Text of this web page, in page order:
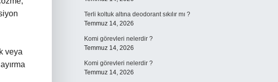
veya
Terli koltuk altına deodorant sıkılır mı ?
Temmuz 14, 2026
Komi görevleri nelerdir ?
Temmuz 14, 2026
Komi görevleri nelerdir ?
Temmuz 14, 2026